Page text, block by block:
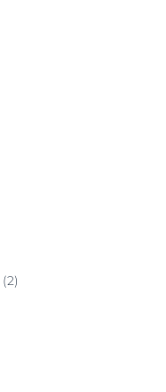
(2)